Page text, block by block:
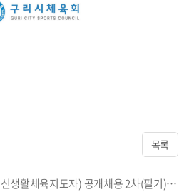
목록
무기계약직(어르신생활체육지도자) 공개채용 2차(필기)·3차(면접) 전형 시행 공고